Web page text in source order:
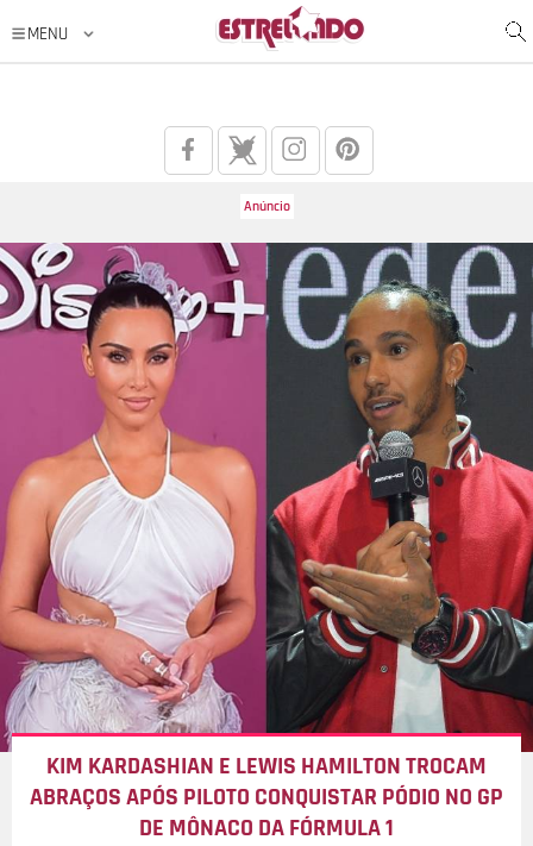
KIM KARDASHIAN E LEWIS HAMILTON TROCAM
ABRAÇOS APÓS PILOTO CONQUISTAR PÓDIO NO GP
DE MÔNACO DA FÓRMULA 1